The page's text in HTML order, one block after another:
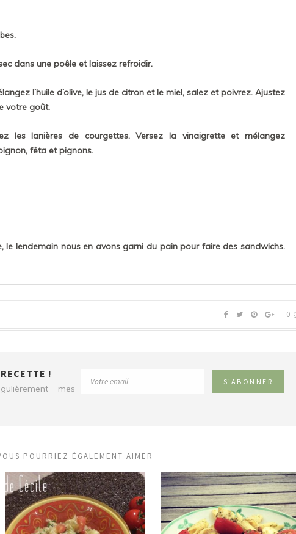
dans une poêle et laissez refroidir.
l’huile d’olive, le jus de citron et le miel, salez et poivrez. Ajustez
votre goût.
les lanières de courgettes. Versez la vinaigrette et mélangez
fêta et pignons.
le lendemain nous en avons garni du pain pour faire des sandwichs.
0
!
mes
POURRIEZ ÉGALEMENT AIMER